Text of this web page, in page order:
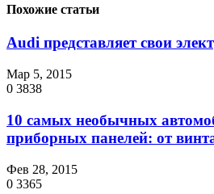
Похожие статьи
Audi представляет свои
Мар 5, 2015
0 3838
10 самых необычных
приборных панелей: от
Фев 28, 2015
0 3365